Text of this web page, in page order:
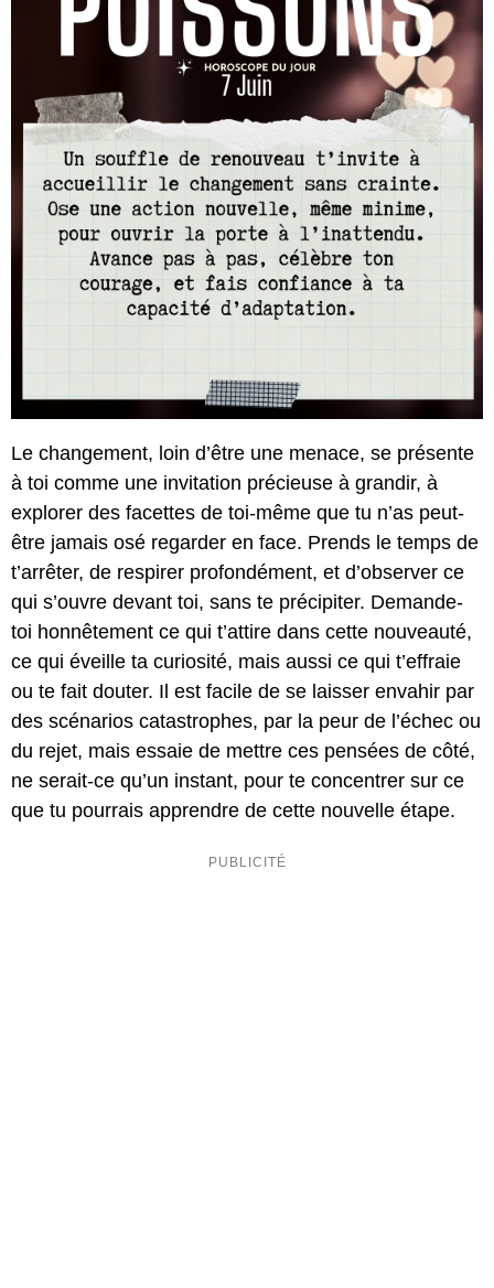
Le changement, loin d’être une menace, se présente
à toi comme une invitation précieuse à grandir, à
explorer des facettes de toi-même que tu n’as peut-
être jamais osé regarder en face. Prends le temps de
t’arrêter, de respirer profondément, et d’observer ce
qui s’ouvre devant toi, sans te précipiter. Demande-
toi honnêtement ce qui t’attire dans cette nouveauté,
ce qui éveille ta curiosité, mais aussi ce qui t’effraie
ou te fait douter. Il est facile de se laisser envahir par
des scénarios catastrophes, par la peur de l’échec ou
du rejet, mais essaie de mettre ces pensées de côté,
ne serait-ce qu’un instant, pour te concentrer sur ce
que tu pourrais apprendre de cette nouvelle étape.